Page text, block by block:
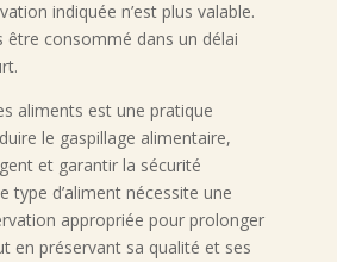
indiquée n’est plus valable.
être consommé dans un délai
aliments est une pratique
le gaspillage alimentaire,
et garantir la sécurité
type d’aliment nécessite une
appropriée pour prolonger
en préservant sa qualité et ses